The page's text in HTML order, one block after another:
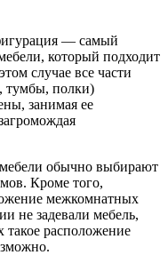
— самый
который подходит
случае все части
тумбы, полки)
занимая ее
обычно выбирают
Кроме того,
межкомнатных
не задевали мебель,
такое расположение